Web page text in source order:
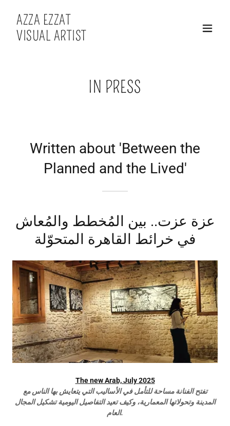
AZZA EZZAT
VISUAL ARTIST
IN PRESS
Written about 'Between the
Planned and the Lived'
عزة عزت.. بين المُخطط والمُعاش
في خرائط القاهرة المتحوّلة
The new Arab, July 2025
تفتح الفنانة مساحة للتأمل في الأساليب التي يتعايش بها الناس مع
المدينة وتحولاتها المعمارية، وكيف تعيد التفاصيل اليومية تشكيل المجال
العام.